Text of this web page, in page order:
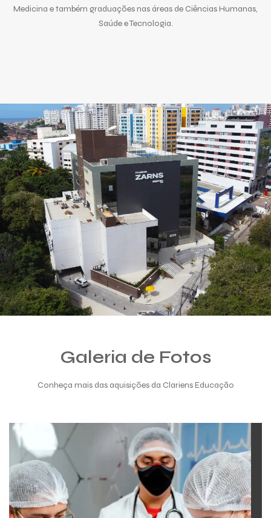
Medicina e também graduações nas áreas de Ciências Humanas,
Saúde e Tecnologia.
Galeria de Fotos
Conheça mais das aquisições da Clariens Educação